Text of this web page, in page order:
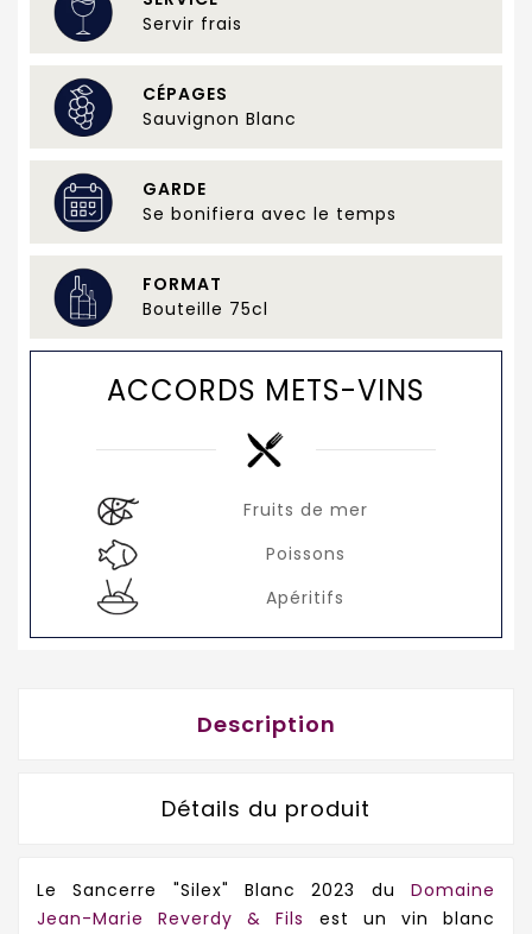
Servir frais
CÉPAGES
Sauvignon Blanc
GARDE
Se bonifiera avec le temps
FORMAT
Bouteille 75cl
ACCORDS METS-VINS
Fruits de mer
Poissons
Apéritifs
Description
Détails du produit
Le Sancerre "Silex" Blanc 2023 du Domaine
Jean-Marie Reverdy & Fils
est un vin blanc